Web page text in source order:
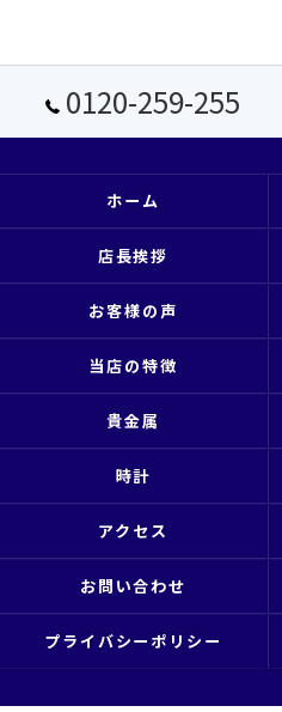
0120-259-255
ホーム
店長挨拶
お客様の声
当店の特徴
貴金属
時計
アクセス
お問い合わせ
プライバシーポリシー